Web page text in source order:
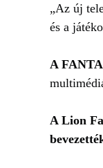
„Az új
és a
A
A Lion